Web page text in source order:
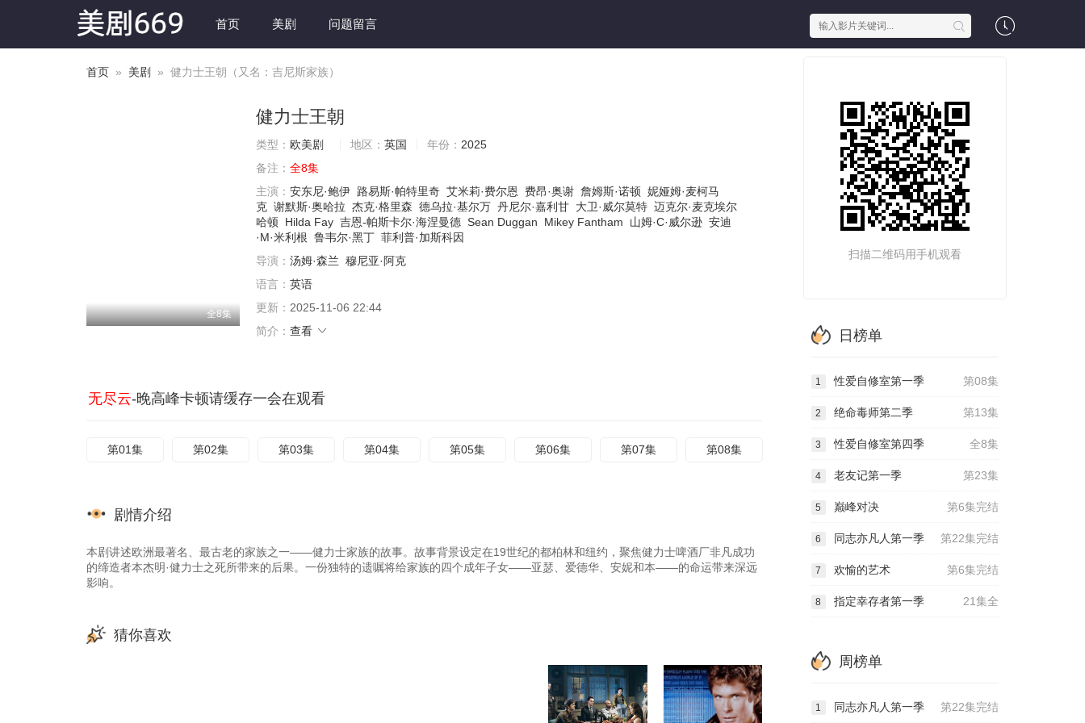
首页 美剧 问题留言
首页 » 美剧 » 健力士王朝（又名：吉尼斯家族）
全8集
健力士王朝
类型： 欧美剧 地区： 英国 年份： 2025
备注： 全8集
主演： 安东尼·鲍伊 路易斯·帕特里奇 艾米莉·费尔恩 费昂·奥谢 詹姆斯·诺顿 妮娅姆·麦柯马
克 谢默斯·奥哈拉 杰克·格里森 德乌拉·基尔万 丹尼尔·嘉利甘 大卫·威尔莫特 迈克尔·麦克埃尔
哈顿 Hilda Fay 吉恩-帕斯卡尔·海涅曼德 Sean Duggan Mikey Fantham 山姆·C·威尔逊 安迪
·M·米利根 鲁韦尔·黑丁 菲利普·加斯科因
导演： 汤姆·森兰 穆尼亚·阿克
语言： 英语
更新： 2025-11-06 22:44
简介： 查看
无尽云-晚高峰卡顿请缓存一会在观看
第01集 第02集 第03集 第04集 第05集 第06集 第07集 第08集
剧情介绍
本剧讲述欧洲最著名、最古老的家族之一——健力士家族的故事。故事背景设定在19世纪的都柏林和纽约，聚焦健力士啤酒厂非凡成功
的缔造者本杰明·健力士之死所带来的后果。一份独特的遗嘱将给家族的四个成年子女——亚瑟、爱德华、安妮和本——的命运带来深远
影响。
猜你喜欢
扫描二维码用手机观看
日榜单
第08集
1 性爱自修室第一季
第13集
2 绝命毒师第二季
全8集
3 性爱自修室第四季
第23集
4 老友记第一季
第6集完结
5 巅峰对决
第22集完结
6 同志亦凡人第一季
第6集完结
7 欢愉的艺术
21集全
8 指定幸存者第一季
周榜单
第22集完结
1 同志亦凡人第一季